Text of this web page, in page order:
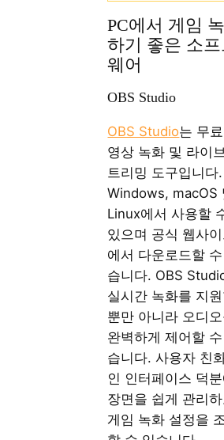
PC에서 게임
하기 좋은 소프
웨어
OBS Studio
OBS Studio는 무
영상 녹화 및 라이
트리밍 도구입니다.
Windows, macOS
Linux에서 사용할
있으며 공식 웹사이
에서 다운로드할
습니다. OBS
실시간 녹화를 지
뿐만 아니라 오디
완벽하게 제어할
습니다. 사용자 친
인 인터페이스 덕분
장면을 쉽게 관리하
게임 녹화 설정을